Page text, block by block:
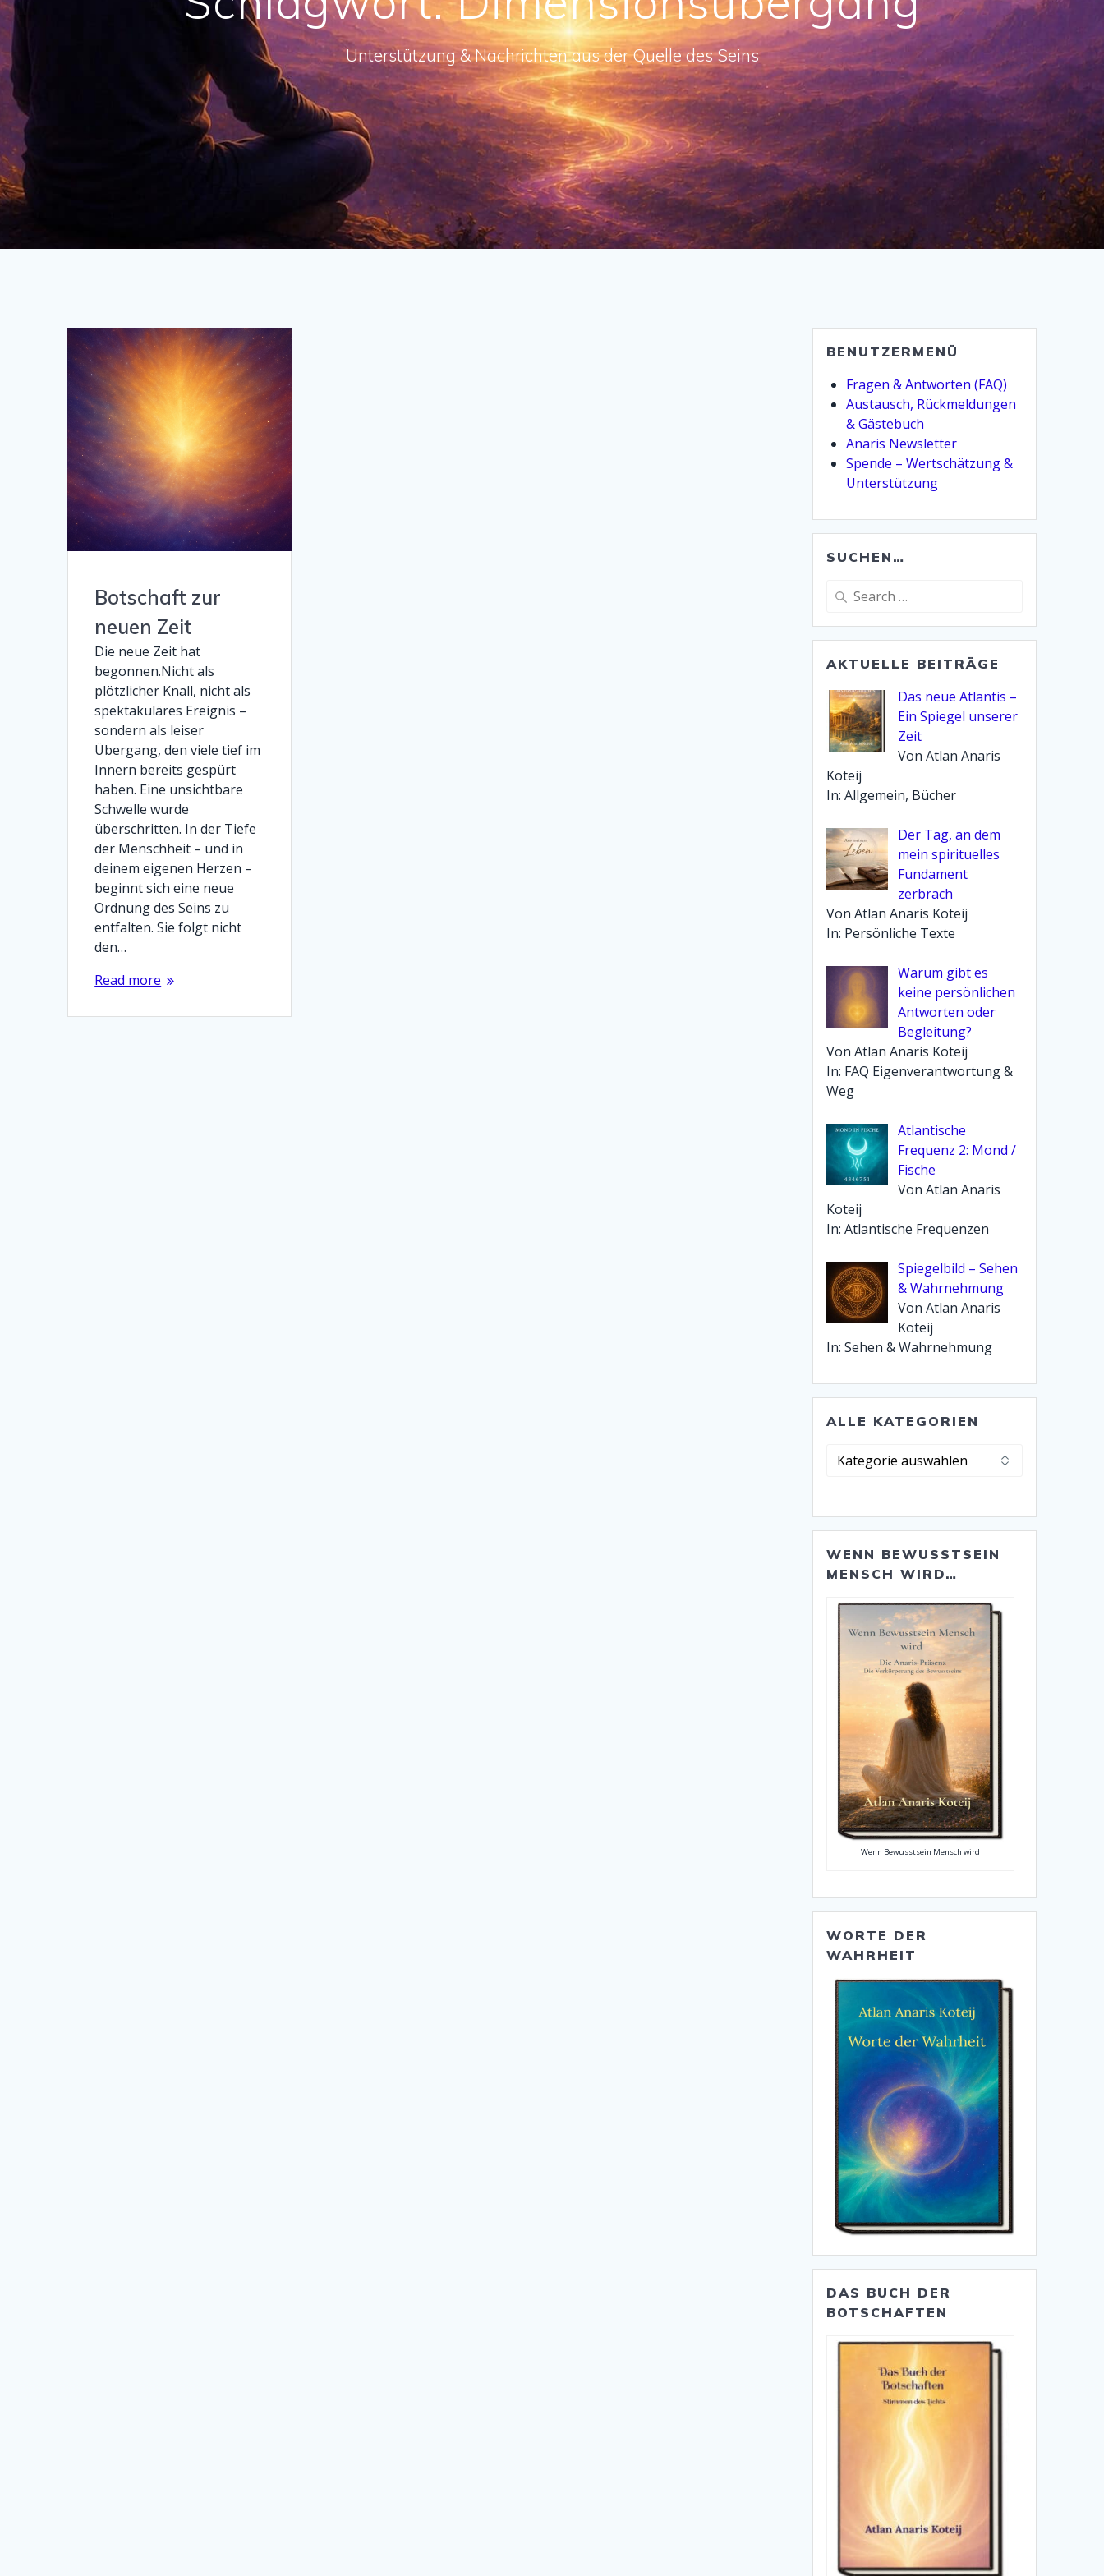
Unterstützung & Nachrichten aus der Quelle des Seins
Botschaft zur
neuen Zeit
Die neue Zeit hat
begonnen.Nicht als
plötzlicher Knall, nicht als
spektakuläres Ereignis –
sondern als leiser
Übergang, den viele tief im
Innern bereits gespürt
haben. Eine unsichtbare
Schwelle wurde
überschritten. In der Tiefe
der Menschheit – und in
deinem eigenen Herzen –
beginnt sich eine neue
Ordnung des Seins zu
entfalten. Sie folgt nicht
den…
Read more
BENUTZERMENÜ
Fragen & Antworten (FAQ)
Austausch, Rückmeldungen
& Gästebuch
Anaris Newsletter
Spende – Wertschätzung &
Unterstützung
SUCHEN…
Search
AKTUELLE BEITRÄGE
Das neue Atlantis –
Ein Spiegel unserer
Zeit
Von Atlan Anaris
Koteij
In: Allgemein, Bücher
Der Tag, an dem
mein spirituelles
Fundament
zerbrach
Von Atlan Anaris Koteij
In: Persönliche Texte
Warum gibt es
keine persönlichen
Antworten oder
Begleitung?
Von Atlan Anaris Koteij
In: FAQ Eigenverantwortung &
Weg
Atlantische
Frequenz 2: Mond /
Fische
Von Atlan Anaris
Koteij
In: Atlantische Frequenzen
Spiegelbild – Sehen
& Wahrnehmung
Von Atlan Anaris
Koteij
In: Sehen & Wahrnehmung
ALLE KATEGORIEN
Alle
Kategorien
WENN BEWUSSTSEIN
MENSCH WIRD…
Wenn Bewusstsein Mensch wird
WORTE DER
WAHRHEIT
DAS BUCH DER
BOTSCHAFTEN